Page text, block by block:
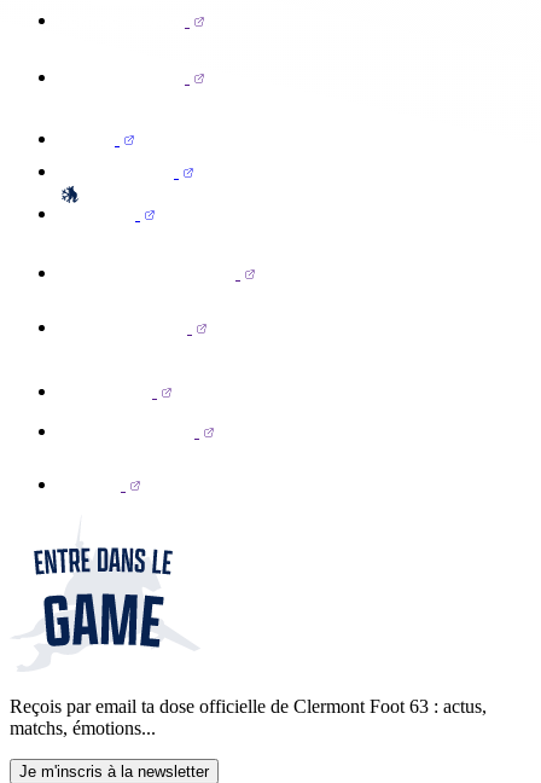
Reçois par email ta dose officielle de Clermont Foot 63 : actus,
matchs, émotions...
Je m'inscris à la newsletter